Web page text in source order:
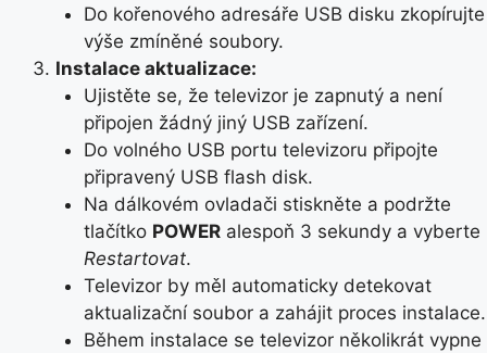
Do kořenového adresáře USB disku zkopírujte
výše zmíněné soubory.
Instalace aktualizace:
Ujistěte se, že televizor je zapnutý a není
připojen žádný jiný USB zařízení.
Do volného USB portu televizoru připojte
připravený USB flash disk.
Na dálkovém ovladači stiskněte a podržte
tlačítko POWERalespoň 3 sekundy a vyberte
Restartovat.
Televizor by měl automaticky detekovat
aktualizační soubor a zahájit proces instalace.
Během instalace se televizor několikrát vypne